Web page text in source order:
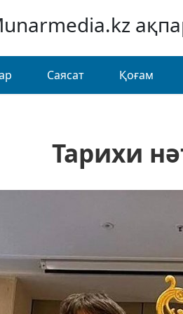
Саясат Қоғам
Тарихи